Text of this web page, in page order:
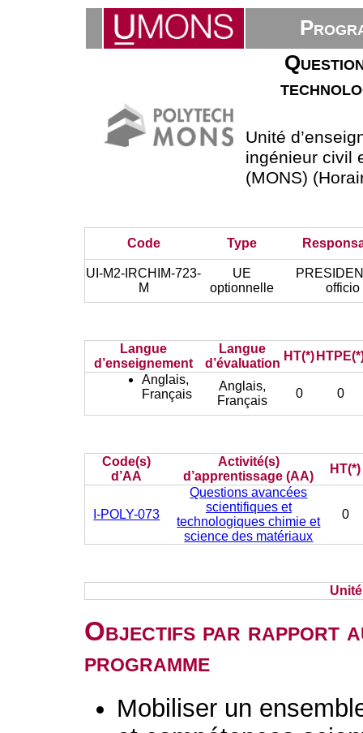
Unité
ingénieur civil
(MONS)
Code Type
UI-M2-IRCHIM-723-
M
UE
optionnelle
officio
Langue
d’enseignement
Langue
d’évaluation
HT(*)
Anglais,
Français
Anglais,
Français
0 0
Code(s)
d’AA
Activité(s)
d’apprentissage (AA)
HT(*)
I-POLY-073
Questions avancées
scientifiques et
technologiques chimie et
science des matériaux
0
Objectifs par rapport
programme
Mobiliser un